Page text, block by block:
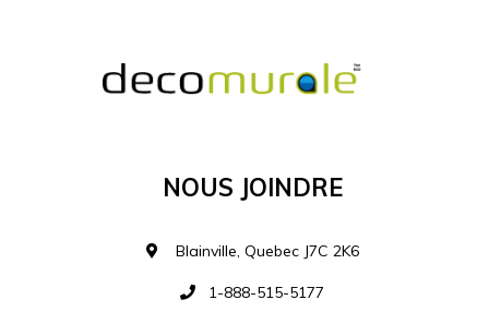
Nous Joindre
Blainville, Quebec J7C 2K6
1-888-515-5177